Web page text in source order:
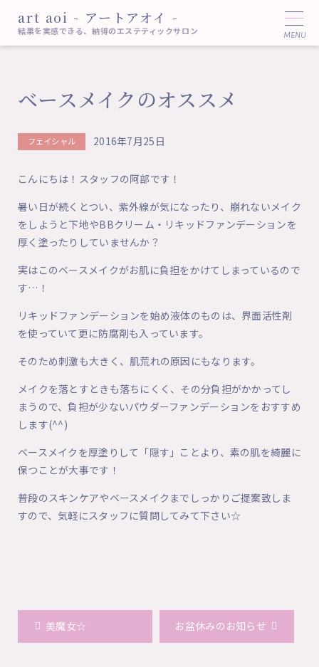
art aoi - アートアオイ -
結果を実感できる、納得のエステティックサロン
ベースメイクのオススメ
フェイシャル 2016年7月25日
こんにちは！スタッフの阿部です！
暑い日が続くとつい、紫外線が気になったり、崩れないメイク
をしようと下地やBBクリーム・リキッドファンデーションを
厚く塗ったりしていませんか？
実はこのベースメイクがお肌に負担をかけてしまっているので
す…！
リキッドファンデーションを始め液体のものは、界面活性剤
を使っていて更に防腐剤も入っています。
そのため刺激も大きく、肌荒れの原因にもなります。
メイクを落とすときも落ちにくく、その分負担がかかってし
まうので、負担が少ないパウダーファンデーションをおすすめ
します(^^)
ベースメイクを厚塗りして「隠す」ことより、素の肌を綺麗に
保つことが大事です！
普段のスキンケアやベースメイクまでしっかりご提案致しま
すので、気軽にスタッフに質問してみて下さい☆
美魔女☆ お盆休みのお知らせ